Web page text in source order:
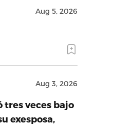
Aug 5, 2026
Aug 3, 2026
tres veces bajo
exesposa,